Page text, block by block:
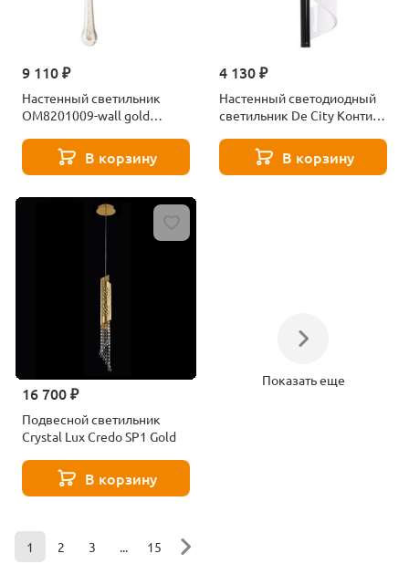
9 110 ₽
Настенный светильник
OM8201009-wall gold
В корзину
4 130 ₽
Настенный светодиодный
светильник De City Конти
В корзину
16 700 ₽
Подвесной светильник
Crystal Lux Credo SP1 Gold
В корзину
Показать еще
1 2 3 15